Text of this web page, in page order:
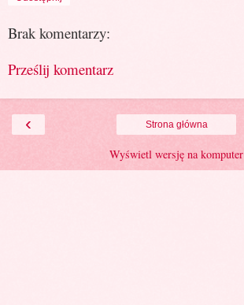
Brak komentarzy:
Prześlij komentarz
‹ Strona główna
Wyświetl wersję na komputer